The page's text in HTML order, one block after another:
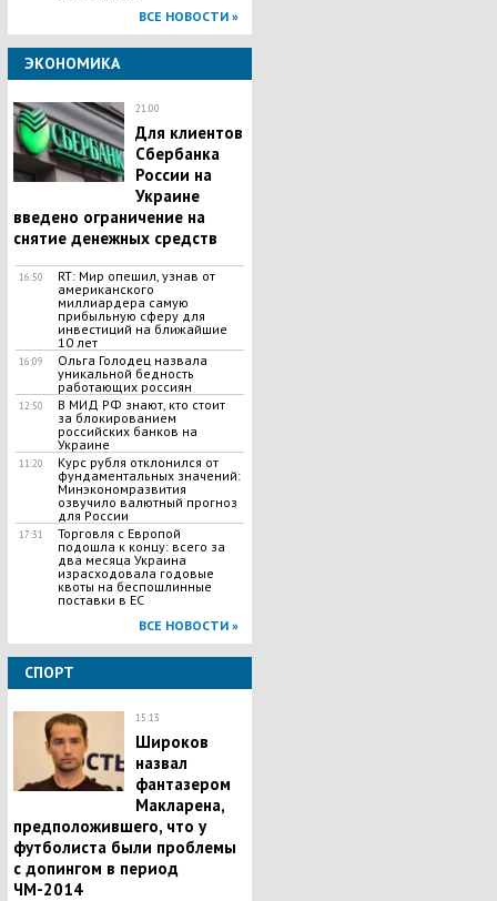
ВСЕ НОВОСТИ »
ЭКОНОМИКА
21:00
Для клиентов
Сбербанка
России на
Украине
введено ограничение на
снятие денежных средств
16:50
RT: Мир опешил, узнав от
американского
миллиардера самую
прибыльную сферу для
инвестиций на ближайшие
10 лет
16:09
Ольга Голодец назвала
уникальной бедность
работающих россиян
12:50
В МИД РФ знают, кто стоит
за блокированием
российских банков на
Украине
11:20
Курс рубля отклонился от
фундаментальных значений:
Минэкономразвития
озвучило валютный прогноз
для России
17:31
Торговля с Европой
подошла к концу: всего за
два месяца Украина
израсходовала годовые
квоты на беспошлинные
поставки в ЕС
ВСЕ НОВОСТИ »
СПОРТ
15:13
Широков
назвал
фантазером
Макларена,
предположившего, что у
футболиста были проблемы
с допингом в период
ЧМ-2014